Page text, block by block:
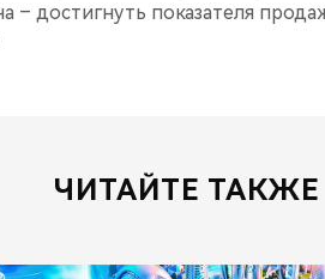
– достигнуть показателя
ЧИТАЙТЕ ТАКЖЕ